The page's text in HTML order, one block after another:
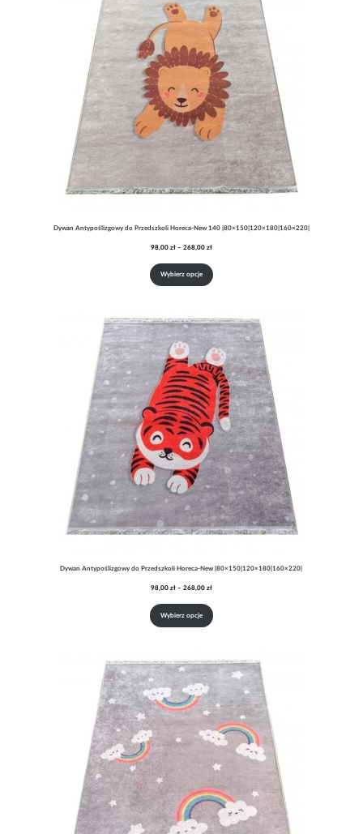
Dywan Antypoślizgowy do Przedszkoli Horeca-New 140 |80×150|120×180|160×220|
98,00 zł – 268,00 złZakres
od
98,00 zł
Wybierz opcje
Dywan Antypoślizgowy do Przedszkoli Horeca-New |80×150|120×180|160×220|
98,00 zł – 268,00 złZakres
od
98,00 zł
Wybierz opcje